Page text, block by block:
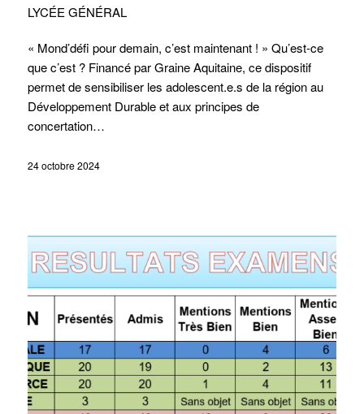
LYCÉE GÉNÉRAL
« Mond’défi pour demain, c’est maintenant ! » Qu’est-ce
que c’est ? Financé par Graine Aquitaine, ce dispositif
permet de sensibiliser les adolescent.e.s de la région au
Développement Durable et aux principes de
concertation…
24 octobre 2024